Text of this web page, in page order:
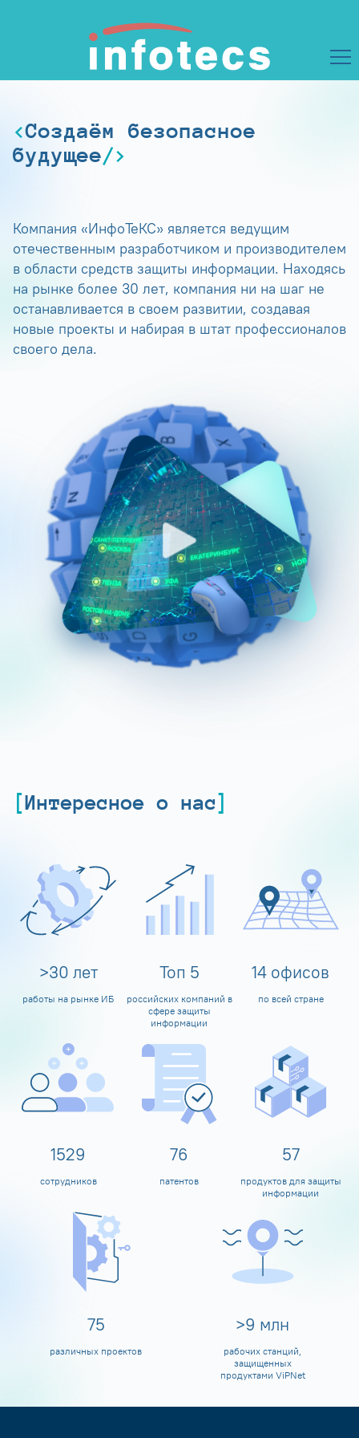
Создаём безопасное
будущее
Компания «ИнфоТеКС» является ведущим
отечественным разработчиком и производителем
в области средств защиты информации. Находясь
на рынке более 30 лет, компания ни на шаг не
останавливается в своем развитии, создавая
новые проекты и набирая в штат профессионалов
своего дела.
Интересное о нас
>30 лет
работы на рынке ИБ
Топ 5
российских компаний в
сфере защиты
информации
14 офисов
по всей стране
1600
сотрудников
80
патентов
60
продуктов для защиты
информации
80
различных проектов
>10 млн
рабочих станций,
защищенных
продуктами ViPNet